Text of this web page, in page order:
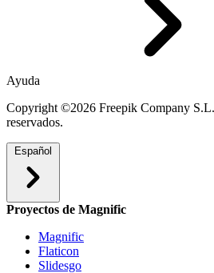
Ayuda
Copyright ©2026 Freepik Company
reservados.
Español
Proyectos de Magnific
Magnific
Flaticon
Slidesgo